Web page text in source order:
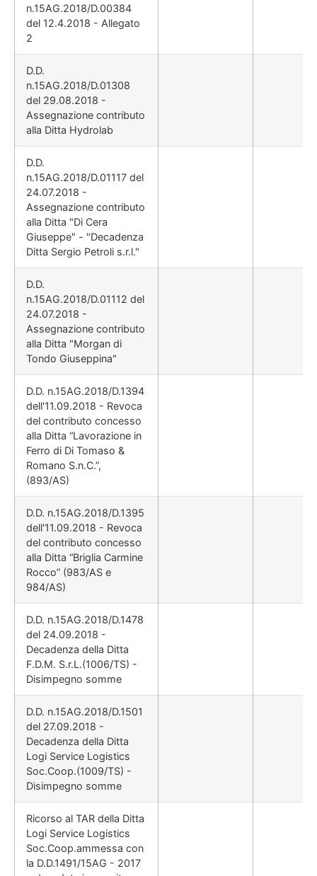
n.15AG.2018/D.00384
del 12.4.2018 - Allegato
2
D.D.
n.15AG.2018/D.01308
del 29.08.2018 -
Assegnazione contributo
alla Ditta Hydrolab
D.D.
n.15AG.2018/D.01117 del
24.07.2018 -
Assegnazione contributo
alla Ditta "Di Cera
Giuseppe" - "Decadenza
Ditta Sergio Petroli s.r.l."
D.D.
n.15AG.2018/D.01112 del
24.07.2018 -
Assegnazione contributo
alla Ditta "Morgan di
Tondo Giuseppina"
D.D. n.15AG.2018/D.1394
dell'11.09.2018 - Revoca
del contributo concesso
alla Ditta “Lavorazione in
Ferro di Di Tomaso &
Romano S.n.C.”,
(893/AS)
D.D. n.15AG.2018/D.1395
dell'11.09.2018 - Revoca
del contributo concesso
alla Ditta “Briglia Carmine
Rocco” (983/AS e
984/AS)
D.D. n.15AG.2018/D.1478
del 24.09.2018 -
Decadenza della Ditta
F.D.M. S.r.L.(1006/TS) -
Disimpegno somme
D.D. n.15AG.2018/D.1501
del 27.09.2018 -
Decadenza della Ditta
Logi Service Logistics
Soc.Coop.(1009/TS) -
Disimpegno somme
Ricorso al TAR della Ditta
Logi Service Logistics
Soc.Coop.ammessa con
la D.D.1491/15AG - 2017